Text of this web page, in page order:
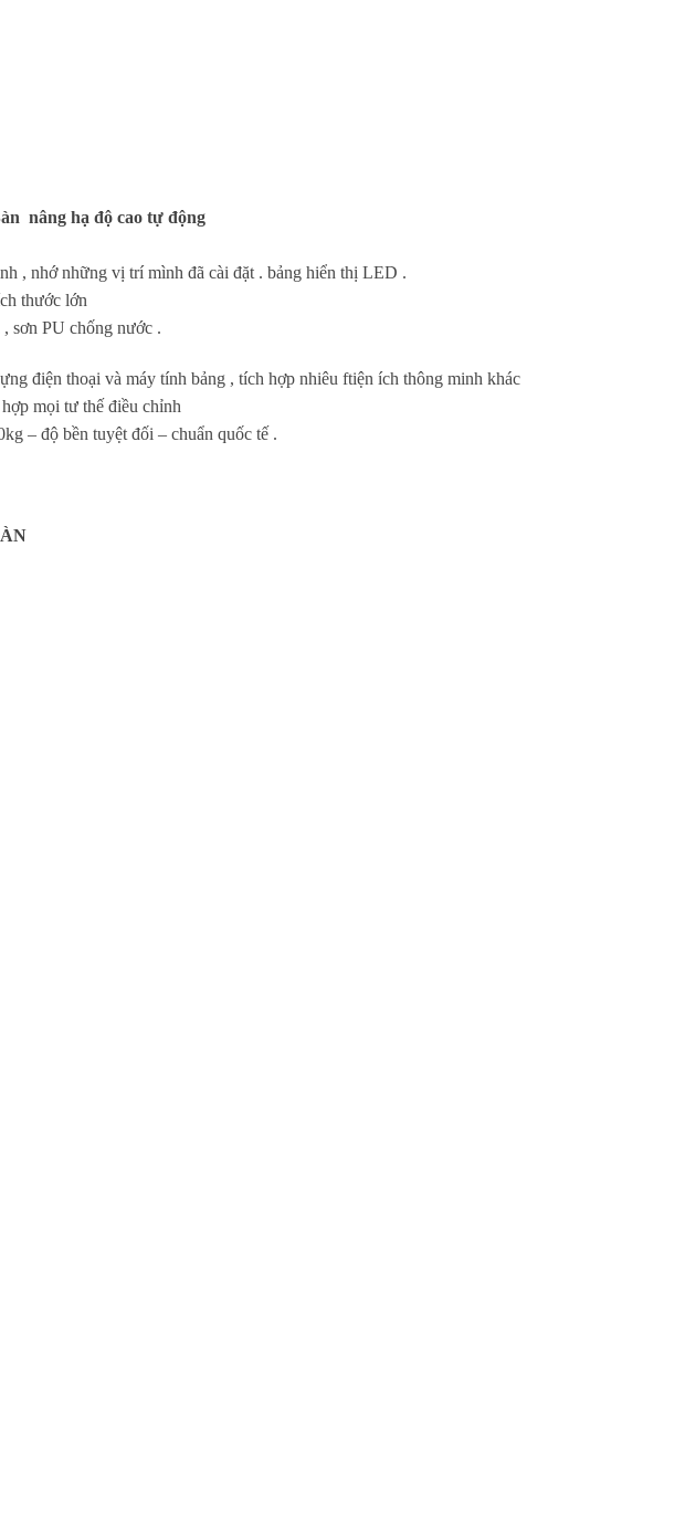
nâng hạ độ cao tự động
, nhớ những vị trí mình đã cài đặt . bảng hiển thị LED .
thước lớn
sơn PU chống nước .
điện thoại và máy tính bảng , tích hợp nhiêu ftiện ích thông minh khác
mọi tư thế điều chỉnh
– độ bền tuyệt đối – chuẩn quốc tế .